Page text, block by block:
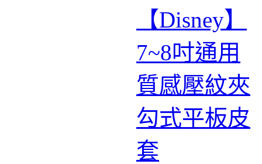
【Disney】
7~8吋通用
質感壓紋夾
勾式平板皮
套